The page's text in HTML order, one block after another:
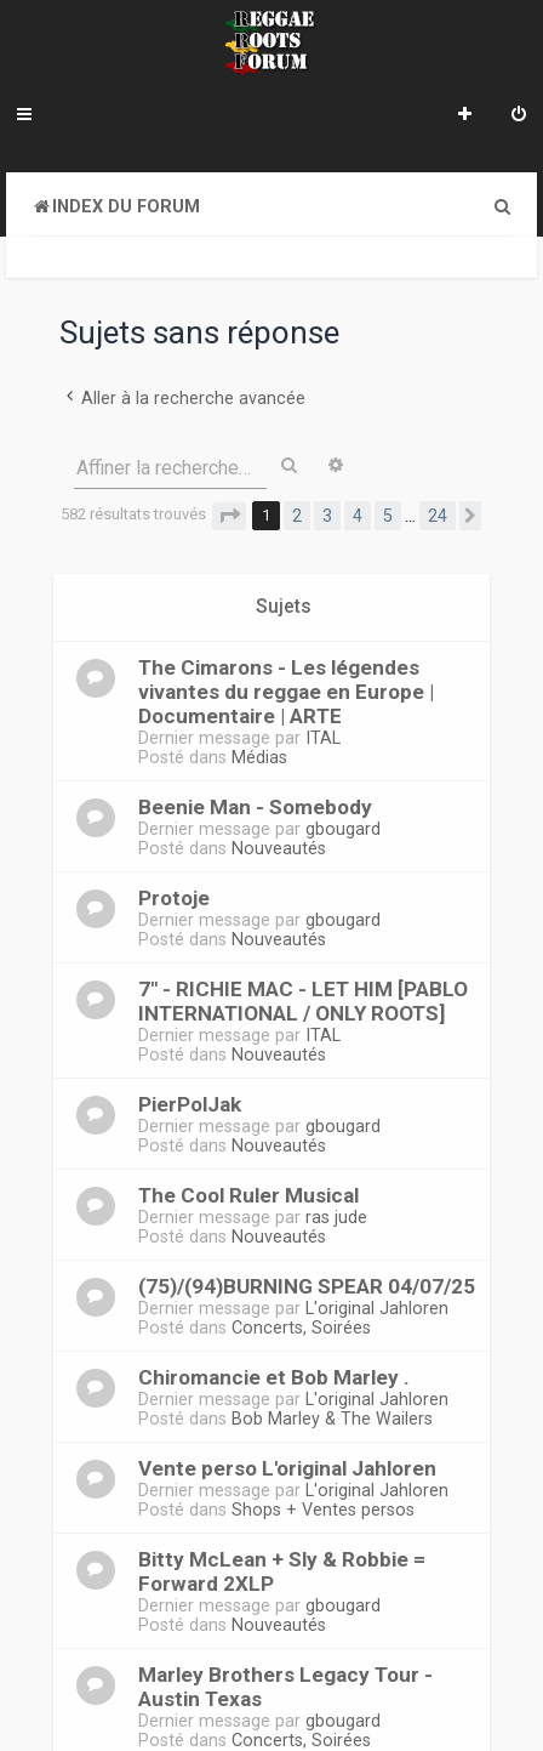
INDEX DU FORUM
Sujets sans réponse
Aller à la recherche avancée
Affiner la recherche… Rechercher
582 résultats trouvés Page 1sur
1 2 3 4 5 24
Sujets
The Cimarons - Les légendes
vivantes du reggae en Europe |
Documentaire | ARTE
Dernier message par ITAL
Posté dans Médias
Beenie Man - Somebody
Dernier message par gbougard
Posté dans Nouveautés
Protoje
Dernier message par gbougard
Posté dans Nouveautés
7" - RICHIE MAC - LET HIM [PABLO
INTERNATIONAL / ONLY ROOTS]
Dernier message par ITAL
Posté dans Nouveautés
PierPolJak
Dernier message par gbougard
Posté dans Nouveautés
The Cool Ruler Musical
Dernier message par ras jude
Posté dans Nouveautés
(75)/(94)BURNING SPEAR 04/07/25
Dernier message par
L'original Jahloren
Posté dans Concerts, Soirées
Chiromancie et Bob Marley .
Dernier message par
L'original Jahloren
Posté dans Bob Marley & The Wailers
Vente perso L'original Jahloren
Dernier message par
L'original Jahloren
Posté dans Shops + Ventes persos
Bitty McLean + Sly & Robbie =
Forward 2XLP
Dernier message par gbougard
Posté dans Nouveautés
Marley Brothers Legacy Tour -
Austin Texas
Dernier message par gbougard
Posté dans Concerts, Soirées